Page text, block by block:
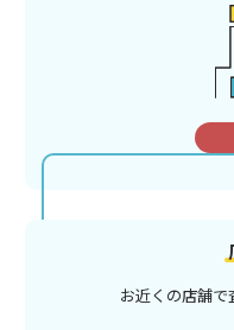
お近くの店舗で